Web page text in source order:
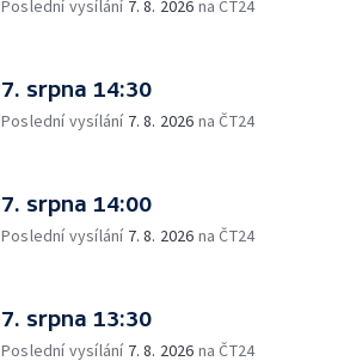
Poslední vysílání 7. 8. 2026 na ČT24
7. srpna 14:30
Poslední vysílání 7. 8. 2026 na ČT24
7. srpna 14:00
Poslední vysílání 7. 8. 2026 na ČT24
7. srpna 13:30
Poslední vysílání 7. 8. 2026 na ČT24